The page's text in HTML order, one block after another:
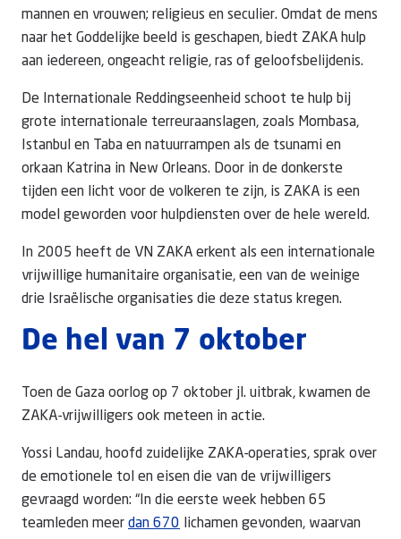
mannen en vrouwen; religieus en seculier. Omdat de mens
naar het Goddelijke beeld is geschapen, biedt ZAKA hulp
aan iedereen, ongeacht religie, ras of geloofsbelijdenis.
De Internationale Reddingseenheid schoot te hulp bij
grote internationale terreuraanslagen, zoals Mombasa,
Istanbul en Taba en natuurrampen als de tsunami en
orkaan Katrina in New Orleans. Door in de donkerste
tijden een licht voor de volkeren te zijn, is ZAKA is een
model geworden voor hulpdiensten over de hele wereld.
In 2005 heeft de VN ZAKA erkent als een internationale
vrijwillige humanitaire organisatie, een van de weinige
drie Israëlische organisaties die deze status kregen.
De hel van 7 oktober
Toen de Gaza oorlog op 7 oktober jl. uitbrak, kwamen de
ZAKA-vrijwilligers ook meteen in actie.
Yossi Landau, hoofd zuidelijke ZAKA-operaties, sprak over
de emotionele tol en eisen die van de vrijwilligers
gevraagd worden: “In die eerste week hebben 65
teamleden meer dan 670 lichamen gevonden, waarvan